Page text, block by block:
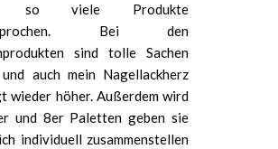
so viele Produkte
Bei den
sind tolle Sachen
auch mein Nagellackherz
wieder höher. Außerdem wird
und 8er Paletten geben sie
individuell zusammenstellen